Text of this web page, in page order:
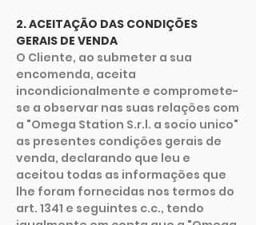
2. ACEITAÇÃO DAS CONDIÇÕES
GERAIS DE VENDA
O Cliente, ao submeter a sua
encomenda, aceita
incondicionalmente e compromete-
se a observar nas suas relações com
a "Omega Station S.r.l. a socio unico"
as presentes condições gerais de
venda, declarando que leu e
aceitou todas as informações que
lhe foram fornecidas nos termos do
art. 1341 e seguintes c.c., tendo